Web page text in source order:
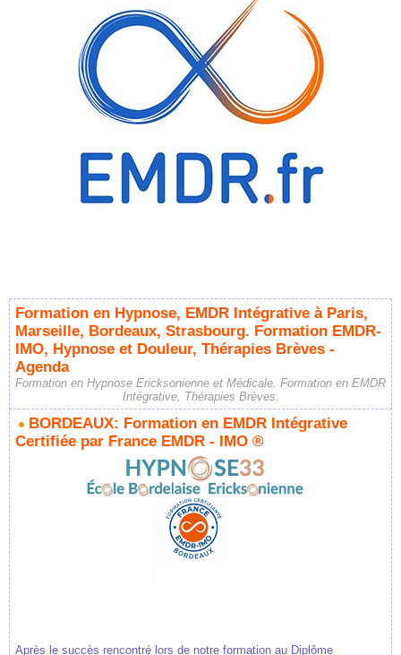
Formation en Hypnose, EMDR Intégrative à Paris,
Marseille, Bordeaux, Strasbourg. Formation EMDR-
IMO, Hypnose et Douleur, Thérapies Brèves -
Agenda
Formation en Hypnose Ericksonienne et Médicale. Formation en EMDR
Intégrative, Thérapies Brèves.
BORDEAUX: Formation en EMDR Intégrative
Certifiée par France EMDR - IMO ®
Après le succès rencontré lors de notre formation au Diplôme